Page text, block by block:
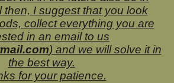
then, I suggest that you look
collect everything you are
in an email to us
) and we will solve it in
the best way.
for your patience.